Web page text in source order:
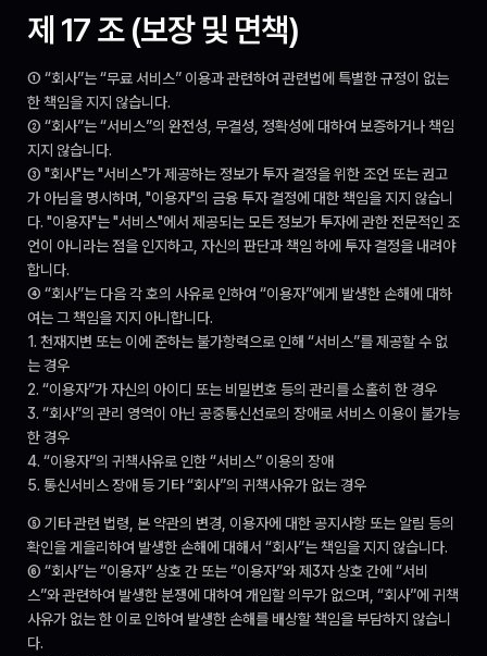
제 17 조 (보장 및 면책)
① “회사”는 “무료 서비스” 이용과 관련하여 관련법에 특별한 규정이 없는
한 책임을 지지 않습니다.
② “회사”는 “서비스”의 완전성, 무결성, 정확성에 대하여 보증하거나 책임
지지 않습니다.
③ "회사"는 "서비스"가 제공하는 정보가 투자 결정을 위한 조언 또는 권고
가 아님을 명시하며, "이용자"의 금융 투자 결정에 대한 책임을 지지 않습니
다. "이용자"는 "서비스"에서 제공되는 모든 정보가 투자에 관한 전문적인 조
언이 아니라는 점을 인지하고, 자신의 판단과 책임 하에 투자 결정을 내려야
합니다.
④ “회사”는 다음 각 호의 사유로 인하여 “이용자”에게 발생한 손해에 대하
여는 그 책임을 지지 아니합니다.
1. 천재지변 또는 이에 준하는 불가항력으로 인해 “서비스”를 제공할 수 없
는 경우
2. “이용자”가 자신의 아이디 또는 비밀번호 등의 관리를 소홀히 한 경우
3. “회사”의 관리 영역이 아닌 공중통신선로의 장애로 서비스 이용이 불가능
한 경우
4. “이용자”의 귀책사유로 인한 “서비스” 이용의 장애
5. 통신서비스 장애 등 기타 “회사”의 귀책사유가 없는 경우
⑤ 기타 관련 법령, 본 약관의 변경, 이용자에 대한 공지사항 또는 알림 등의
확인을 게을리하여 발생한 손해에 대해서 “회사”는 책임을 지지 않습니다.
⑥ “회사”는 “이용자” 상호 간 또는 “이용자”와 제3자 상호 간에 “서비
스”와 관련하여 발생한 분쟁에 대하여 개입할 의무가 없으며, “회사”에 귀책
사유가 없는 한 이로 인하여 발생한 손해를 배상할 책임을 부담하지 않습니
다.